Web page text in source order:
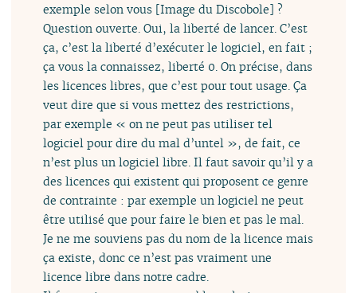
exemple selon vous [Image du Discobole] ?
Question ouverte. Oui, la liberté de lancer. C’est
ça, c’est la liberté d’exécuter le logiciel, en fait ;
ça vous la connaissez, liberté 0. On précise, dans
les licences libres, que c’est pour tout usage. Ça
veut dire que si vous mettez des restrictions,
par exemple « on ne peut pas utiliser tel
logiciel pour dire du mal d’untel », de fait, ce
n’est plus un logiciel libre. Il faut savoir qu’il y a
des licences qui existent qui proposent ce genre
de contrainte : par exemple un logiciel ne peut
être utilisé que pour faire le bien et pas le mal.
Je ne me souviens pas du nom de la licence mais
ça existe, donc ce n’est pas vraiment une
licence libre dans notre cadre.